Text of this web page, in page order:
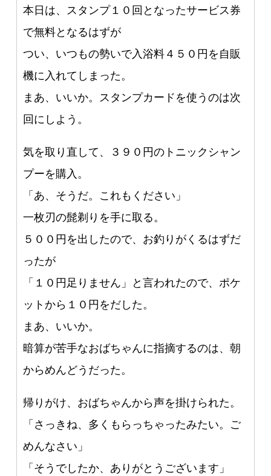
本日は、スタンプ１０回となったサービス券
で無料となるはずが
つい、いつもの勢いで入浴料４５０円を自販
機に入れてしまった。
まあ、いいか。スタンプカードを使うのは次
回にしよう。
気を取り直して、３９０円のトニックシャン
プーを購入。
「あ、そうだ。これもください」
一枚刃の髭剃りを手に取る。
５００円を出したので、お釣りがくるはずだ
ったが
「１０円足りません」と言われたので、ポケ
ットから１０円をだした。
まあ、いいか。
暗算が苦手なおばちゃんに指摘するのは、朝
からめんどうだった。
帰りがけ、おばちゃんから声を掛けられた。
「さっきね、多くもらっちゃったみたい。ご
めんなさい」
「そうでしたか、ありがとうございます」